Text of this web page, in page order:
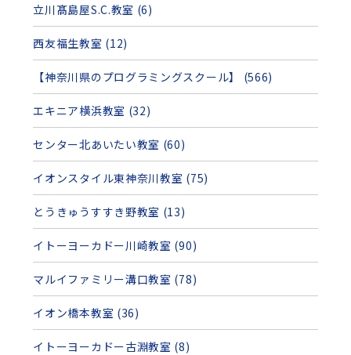
立川髙島屋S.C.教室 (6)
西友福生教室 (12)
【神奈川県のプログラミングスクール】 (566)
エキニア横浜教室 (32)
センター北あいたい教室 (60)
イオンスタイル東神奈川教室 (75)
とうきゅうすすき野教室 (13)
イトーヨーカドー川崎教室 (90)
マルイファミリー溝口教室 (78)
イオン橋本教室 (36)
イトーヨーカドー古淵教室 (8)